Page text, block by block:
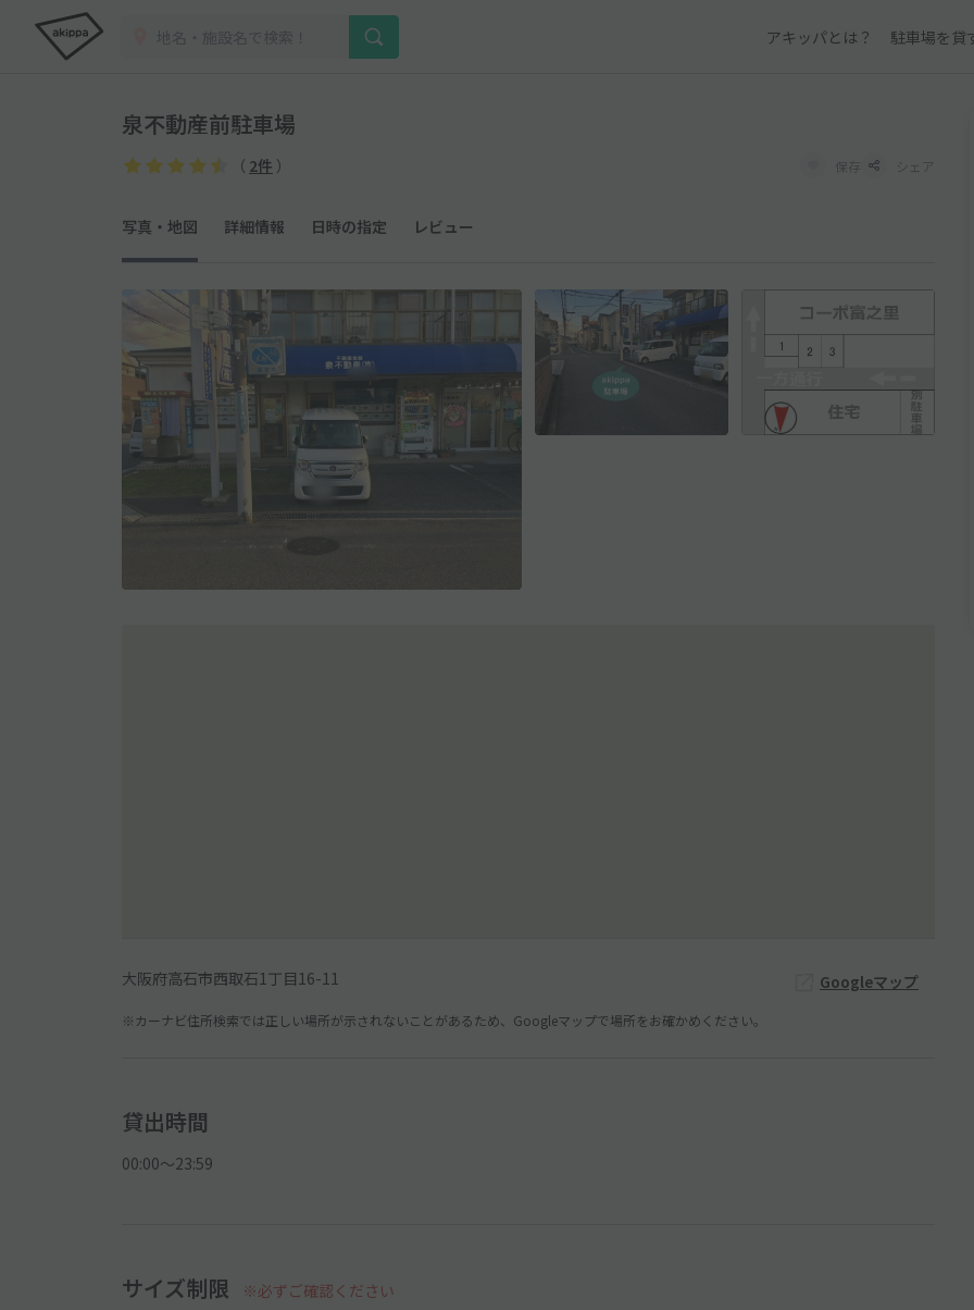
アキッパとは？ 駐車場を貸
泉不動産前駐車場
（ 2件 ） 保存 シェア
写真・地図 詳細情報 日時の指定 レビュー
大阪府高石市西取石1丁目16-11 Googleマップ
※カーナビ住所検索では正しい場所が示されないことがあるため、Googleマップで場所をお確かめください。
貸出時間
00:00〜23:59
サイズ制限 ※必ずご確認ください